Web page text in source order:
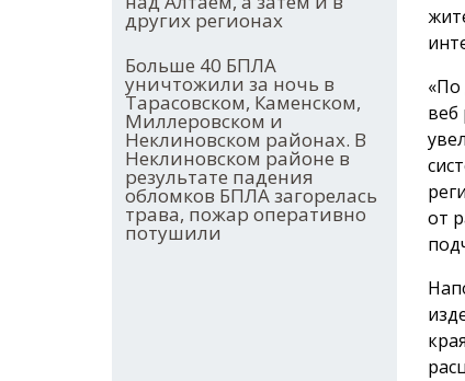
других регионах
Больше 40 БПЛА
уничтожили за ночь в
Тарасовском, Каменском,
Миллеровском и
Неклиновском районах. В
Неклиновском районе в
результате падения
обломков БПЛА загорелась
трава, пожар оперативно
потушили
«По
веб
от